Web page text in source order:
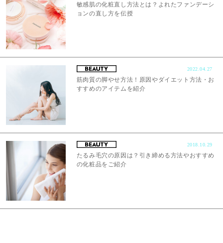
敏感肌の化粧直し方法とは？よれたファンデーシ
ョンの直し方を伝授
2022.04.27
筋肉質の脚やせ方法！原因やダイエット方法・お
すすめのアイテムを紹介
2018.10.29
たるみ毛穴の原因は？引き締める方法やおすすめ
の化粧品をご紹介